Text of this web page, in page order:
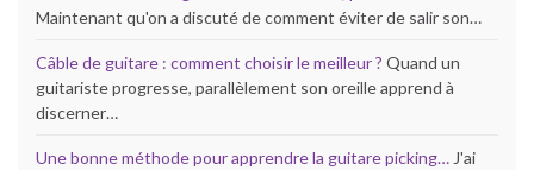
Maintenant qu'on a discuté de comment éviter de salir son…
Câble de guitare : comment choisir le meilleur ? Quand un
guitariste progresse, parallèlement son oreille apprend à
discerner…
Une bonne méthode pour apprendre la guitare picking… J'ai